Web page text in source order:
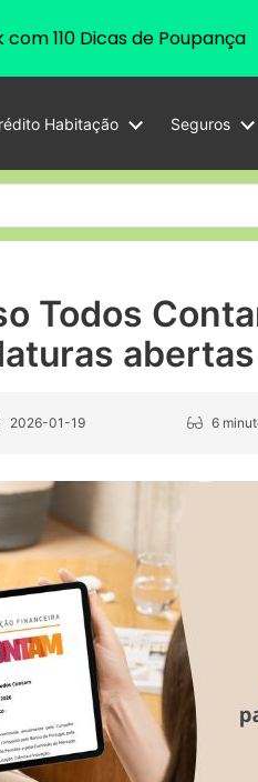
Habitação Seguros
Todos
abertas
2026-01-19 6
com 110 Dicas de Poupança